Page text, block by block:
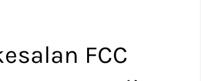
FCC